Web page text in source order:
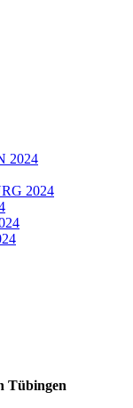
2024
2024
Tübingen